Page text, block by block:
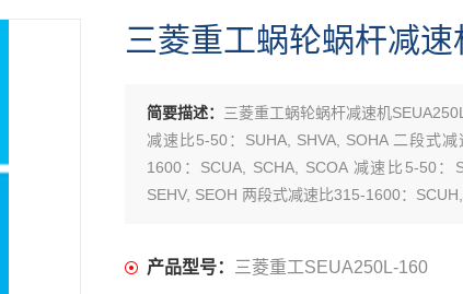
三菱重工蜗轮蜗杆减
简要描述： 三菱重工蜗轮蜗杆减速机
减速比5-50：SUHA, SHVA, SOHA 二段式
1600：SCUA, SCHA, SCOA 减速比5-50：
SEHV, SEOH 两段式减速比315-1600：
产品型号： 三菱重工SEUA250L-160